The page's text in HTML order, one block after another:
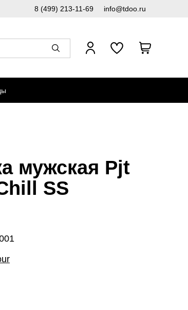
8 (499) 213-11-69 info@tdoo.ru
мужская Pjt
SS